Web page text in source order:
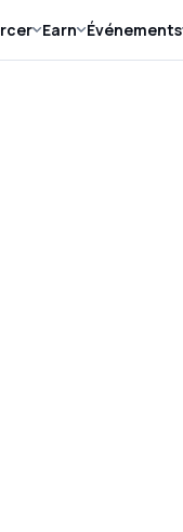
Earn Événements